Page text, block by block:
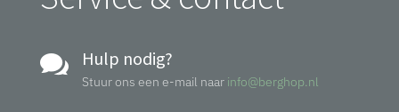
 Hulp nodig?
Stuur ons een e-mail naar info@berghop.nl